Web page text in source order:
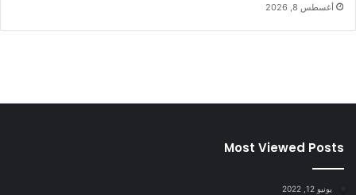
أغسطس 8, 2026
Most Viewed Posts
يونيو 12, 2022